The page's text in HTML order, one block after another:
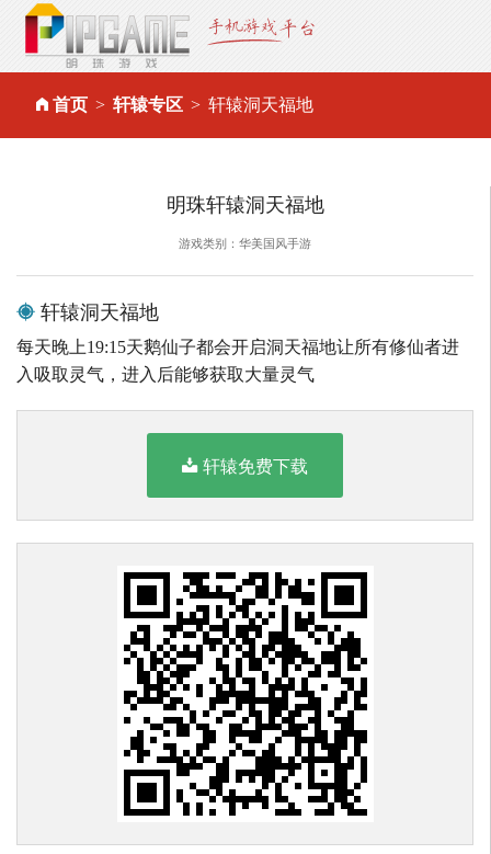
首页 轩辕专区 轩辕洞天福地
明珠轩辕洞天福地
游戏类别：华美国风手游
轩辕洞天福地
每天晚上19:15天鹅仙子都会开启洞天福地让所有修仙者进
入吸取灵气，进入后能够获取大量灵气
轩辕免费下载